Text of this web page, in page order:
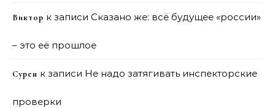
Виктор к записи Сказано же: всё будущее «россии»
– это её прошлое
Сурен к записи Не надо затягивать инспекторские
проверки